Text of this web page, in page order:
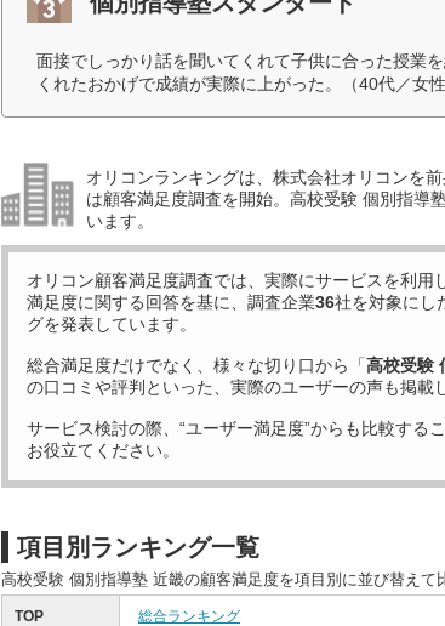
面接でしっかり話を聞いてくれて子供に合った授業
くれたおかげで成績が実際に上がった。（40代／女性
オリコンランキングは、株式会社オリコンを
は顧客満足度調査を開始。高校受験 個別指導
います。
オリコン顧客満足度調査では、実際にサービスを利用
満足度に関する回答を基に、調査企業36社を対象にし
グを発表しています。
総合満足度だけでなく、様々な切り口から「高校受験
の口コミや評判といった、実際のユーザーの声も掲載
サービス検討の際、“ユーザー満足度”からも比較する
お役立てください。
項目別ランキング一覧
高校受験 個別指導塾 近畿の顧客満足度を項目別に並び替えて
TOP 総合ランキング